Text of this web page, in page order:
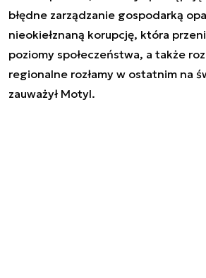
błędne zarządzanie gospodarką
nieokiełznaną korupcję, która
poziomy społeczeństwa, a także
regionalne rozłamy w ostatnim na
zauważył Motyl.